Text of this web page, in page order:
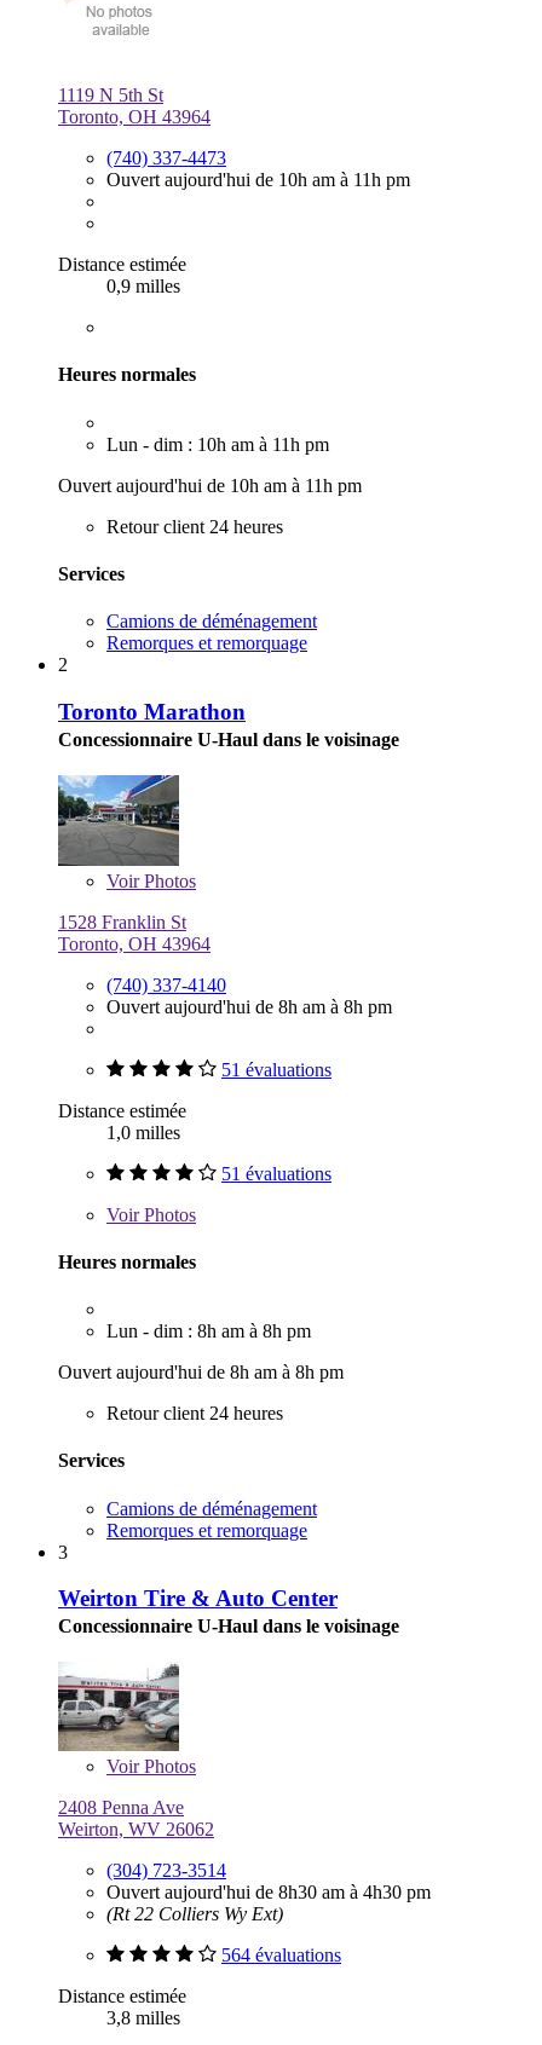
1119 N 5th St
Toronto, OH 43964
(740) 337-4473
Ouvert aujourd'hui de 10h am à 11h pm
Distance estimée
0,9 milles
Heures normales
Lun - dim : 10h am à 11h pm
Ouvert aujourd'hui de 10h am à 11h pm
Retour client 24 heures
Services
Camions de déménagement
Remorques et remorquage
2
Toronto Marathon
Concessionnaire U-Haul dans le voisinage
VoirPhotos
1528 Franklin St
Toronto, OH 43964
(740) 337-4140
Ouvert aujourd'hui de 8h am à 8h pm
51 évaluations
Distance estimée
1,0 milles
51 évaluations
VoirPhotos
Heures normales
Lun - dim : 8h am à 8h pm
Ouvert aujourd'hui de 8h am à 8h pm
Retour client 24 heures
Services
Camions de déménagement
Remorques et remorquage
3
Weirton Tire & Auto Center
Concessionnaire U-Haul dans le voisinage
VoirPhotos
2408 Penna Ave
Weirton, WV 26062
(304) 723-3514
Ouvert aujourd'hui de 8h30 am à 4h30 pm
(Rt 22 Colliers Wy Ext)
564 évaluations
Distance estimée
3,8 milles